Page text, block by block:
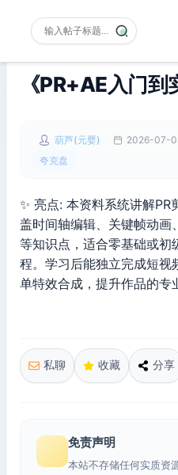
《PR+AE入门到
葫芦(元婴) 2026-07-
夸克盘
✨ 亮点: 本资料系统讲解
盖时间轴编辑、关键帧动画
等知识点，适合零基础或初
程。学习后能独立完成短视
单特效合成，提升作品的专
私聊 收藏 分享
免责声明
本站不存储任何实质资